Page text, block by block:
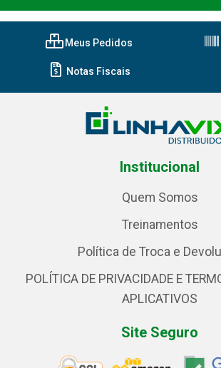
Meus Pedidos
Notas Fiscais
Institucional
Quem Somos
Treinamentos
Política de Troca e
POLÍTICA DE PRIVACIDADE E
APLICATIVOS
Site Seguro